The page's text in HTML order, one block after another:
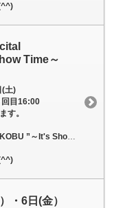
Time～
(土)
回目16:00
す。
”～It's Show Time～
・6日(金）